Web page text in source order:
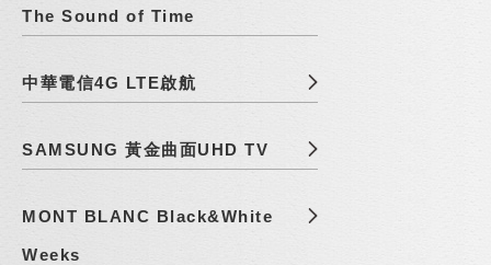
The Sound of Time
中華電信4G LTE啟航
SAMSUNG 黃金曲面UHD TV
MONT BLANC Black&White
Weeks